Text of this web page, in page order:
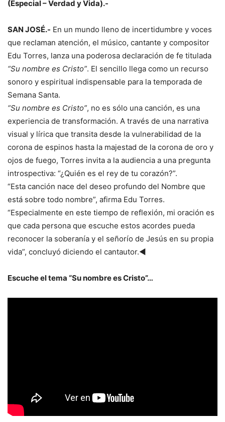
(Especial – Verdad y Vida).-
SAN JOSÉ.- En un mundo lleno de incertidumbre y voces
que reclaman atención, el músico, cantante y compositor
Edu Torres, lanza una poderosa declaración de fe titulada
“Su nombre es Cristo”. El sencillo llega como un recurso
sonoro y espiritual indispensable para la temporada de
Semana Santa.
“Su nombre es Cristo”, no es sólo una canción, es una
experiencia de transformación. A través de una narrativa
visual y lírica que transita desde la vulnerabilidad de la
corona de espinos hasta la majestad de la corona de oro y
ojos de fuego, Torres invita a la audiencia a una pregunta
introspectiva: “¿Quién es el rey de tu corazón?”.
“Esta canción nace del deseo profundo del Nombre que
está sobre todo nombre”, afirma Edu Torres.
“Especialmente en este tiempo de reflexión, mi oración es
que cada persona que escuche estos acordes pueda
reconocer la soberanía y el señorío de Jesús en su propia
vida”, concluyó diciendo el cantautor.◄
Escuche el tema “Su nombre es Cristo”…